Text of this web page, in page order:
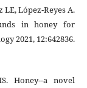
LE, López‑Reyes A.
in honey for
2021, 12:642836.
Honey--a novel